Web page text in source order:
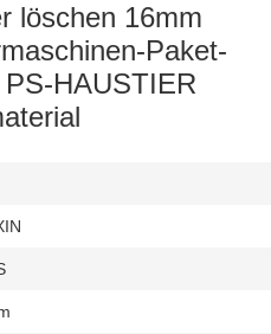
löschen 16mm
Paket-
HAUSTIER